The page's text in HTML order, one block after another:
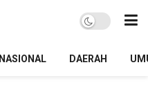
NASIONAL DAERAH